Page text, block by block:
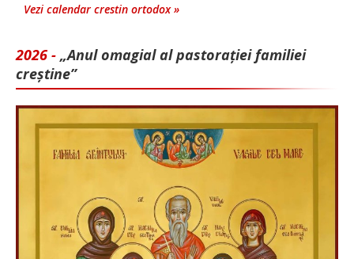
Vezi calendar crestin ortodox »
2026 - „Anul omagial al pastorației familiei
creștine”